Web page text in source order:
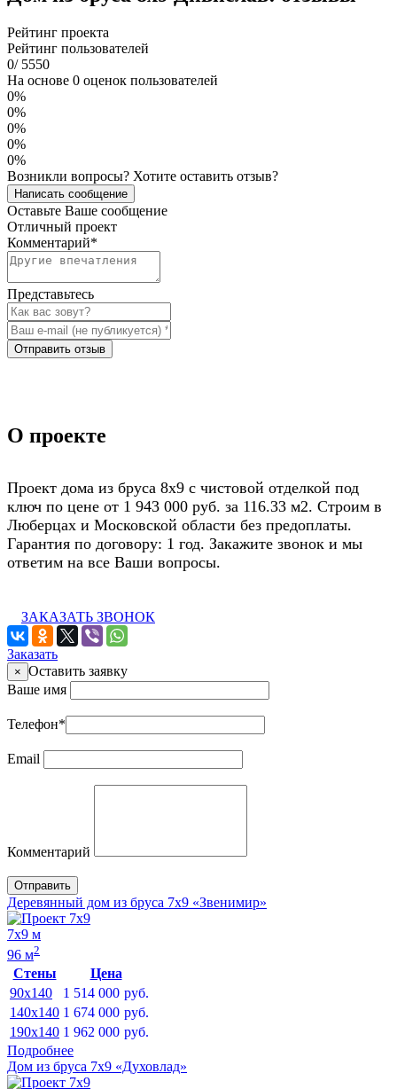
Рейтинг проекта
Рейтинг пользователей
0/5550
На основе 0 оценок пользователей
0%
0%
0%
0%
0%
Возникли вопросы? Хотите оставить отзыв?
Написать сообщение
Оставьте Ваше сообщение
Отличный проект
Комментарий*
Представьтесь
Отправить отзыв
О проекте
Проект дома из бруса 8х9 с чистовой отделкой под
ключ по цене от 1 943 000 руб. за 116.33 м2. Строим в
Люберцах и Московской области без предоплаты.
Гарантия по договору: 1 год. Закажите звонок и мы
ответим на все Ваши вопросы.
ЗАКАЗАТЬ ЗВОНОК
Заказать
× Оставить заявку
Ваше имя
Телефон*
Email
Комментарий
Отправить
Деревянный дом из бруса 7х9 «Звенимир»
7х9 м
96 м2
Стены
Цена
90x140
1 514 000 руб.
140x140 1 674 000 руб.
190x140 1 962 000 руб.
Подробнее
Дом из бруса 7х9 «Духовлад»